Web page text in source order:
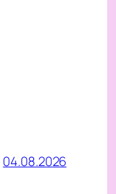
04.08.2026